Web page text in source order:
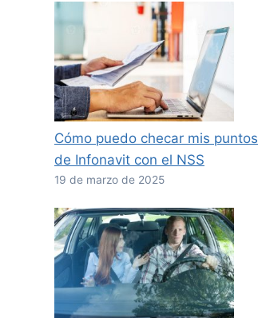
Cómo puedo checar mis puntos
de Infonavit con el NSS
19 de marzo de 2025